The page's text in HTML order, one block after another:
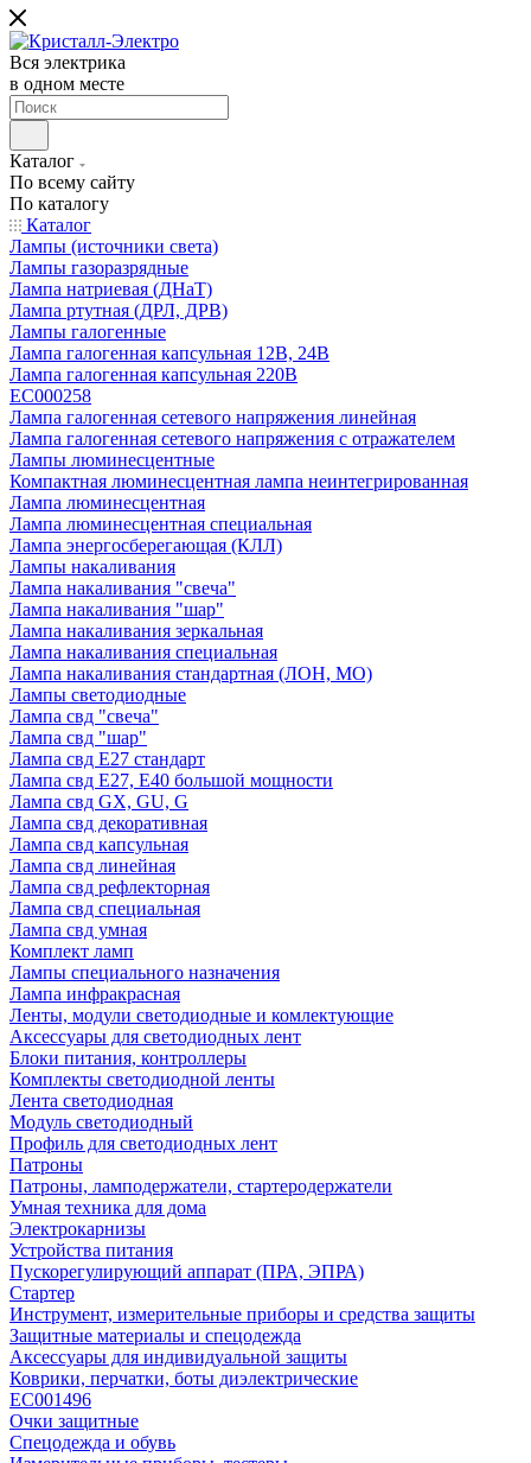
Вся электрика
в одном месте
Каталог
По всему сайту
По каталогу
Каталог
Лампы (источники света)
Лампы газоразрядные
Лампа натриевая (ДНаТ)
Лампа ртутная (ДРЛ, ДРВ)
Лампы галогенные
Лампа галогенная капсульная 12В, 24В
Лампа галогенная капсульная 220В
EC000258
Лампа галогенная сетевого напряжения линейная
Лампа галогенная сетевого напряжения с отражателем
Лампы люминесцентные
Компактная люминесцентная лампа неинтегрированная
Лампа люминесцентная
Лампа люминесцентная специальная
Лампа энергосберегающая (КЛЛ)
Лампы накаливания
Лампа накаливания "свеча"
Лампа накаливания "шар"
Лампа накаливания зеркальная
Лампа накаливания специальная
Лампа накаливания стандартная (ЛОН, МО)
Лампы светодиодные
Лампа свд "свеча"
Лампа свд "шар"
Лампа свд E27 стандарт
Лампа свд E27, Е40 большой мощности
Лампа свд GX, GU, G
Лампа свд декоративная
Лампа свд капсульная
Лампа свд линейная
Лампа свд рефлекторная
Лампа свд специальная
Лампа свд умная
Комплект ламп
Лампы специального назначения
Лампа инфракрасная
Ленты, модули светодиодные и комлектующие
Аксессуары для светодиодных лент
Блоки питания, контроллеры
Комплекты светодиодной ленты
Лента светодиодная
Модуль светодиодный
Профиль для светодиодных лент
Патроны
Патроны, ламподержатели, стартеродержатели
Умная техника для дома
Электрокарнизы
Устройства питания
Пускорегулирующий аппарат (ПРА, ЭПРА)
Стартер
Инструмент, измерительные приборы и средства защиты
Защитные материалы и спецодежда
Аксессуары для индивидуальной защиты
Коврики, перчатки, боты диэлектрические
EC001496
Очки защитные
Спецодежда и обувь